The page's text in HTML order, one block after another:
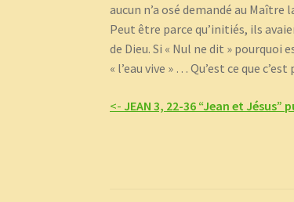
aucun n’a osé demandé au
Peut être parce qu’initiés, ils
de Dieu. Si « Nul ne dit »
« l’eau vive » … Qu’est ce que
<-JEAN 3, 22-36 “Jean et Jésus”